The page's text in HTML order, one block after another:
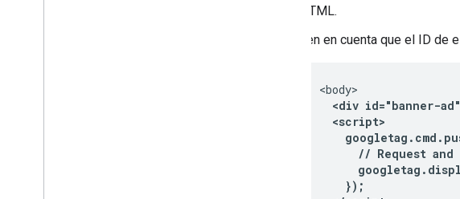
HTML.
Ten en cuenta que el ID de
<div id="banner-
  <script>
// Request and
    });